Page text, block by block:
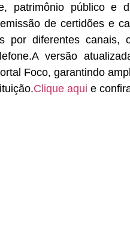
patrimônio público e
de certidões e
por diferentes canais,
versão
Foco, garantindo
Clique aqui e